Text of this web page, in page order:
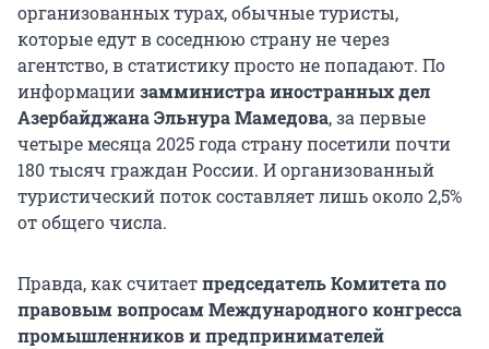
организованных турах, обычные туристы,
которые едут в соседнюю страну не через
агентство, в статистику просто не попадают. По
информациизамминистра иностранных дел
Азербайджана Эльнура Мамедова, за первые
четыре месяца 2025 года страну посетили почти
180 тысяч граждан России. И организованный
туристический поток составляет лишь около 2,5%
от общего числа.
Правда, как считаетпредседатель Комитета по
правовым вопросам Международного конгресса
промышленников и предпринимателей